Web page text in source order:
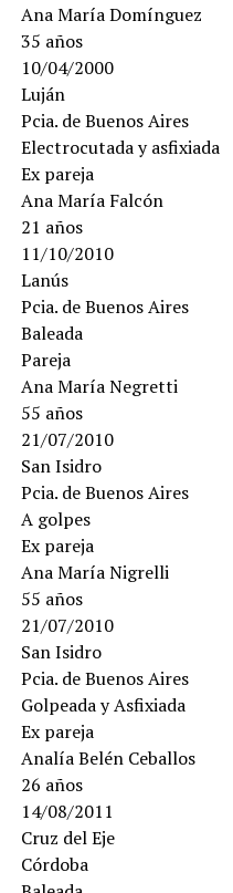
Ana María Domínguez
35 años
10/04/2000
Luján
Pcia. de Buenos Aires
Electrocutada y asfixiada
Ex pareja
Ana María Falcón
21 años
11/10/2010
Lanús
Pcia. de Buenos Aires
Baleada
Pareja
Ana María Negretti
55 años
21/07/2010
San Isidro
Pcia. de Buenos Aires
A golpes
Ex pareja
Ana María Nigrelli
55 años
21/07/2010
San Isidro
Pcia. de Buenos Aires
Golpeada y Asfixiada
Ex pareja
Analía Belén Ceballos
26 años
14/08/2011
Cruz del Eje
Córdoba